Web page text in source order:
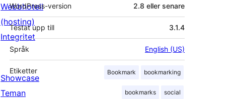
WordPress-version 2.8 eller senare
Testat upp till 3.1.4
Språk English (US)
Etiketter Bookmark bookmarking
bookmarks social
Webbhotell
(hosting)
Integritet
Showcase
Teman